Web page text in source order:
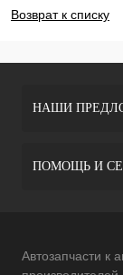
Возврат к списку
НАШИ
ПОМОЩЬ И
Автозапчасти к